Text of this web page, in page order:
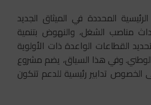
المحددة في الميثاق الجديد
مناصب الشغل، والنهوض بتنمية
القطاعات الواعدة ذات الأولوية
الوطني. وفي هذا السياق، يضم مشروع
الخصوص تدابير رئيسية للدعم تتكون